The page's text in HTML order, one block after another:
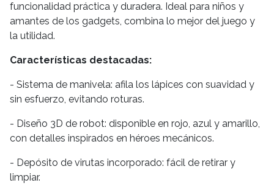
funcionalidad práctica y duradera. Ideal para niños y
amantes de los gadgets, combina lo mejor del juego y
la utilidad.
Características destacadas:
- Sistema de manivela: afila los lápices con suavidad y
sin esfuerzo, evitando roturas.
- Diseño 3D de robot: disponible en rojo, azul y amarillo,
con detalles inspirados en héroes mecánicos.
- Depósito de virutas incorporado: fácil de retirar y
limpiar.